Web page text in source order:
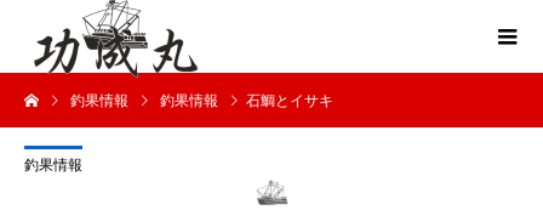
釣果情報 釣果情報 石鯛とイサキ
釣果情報